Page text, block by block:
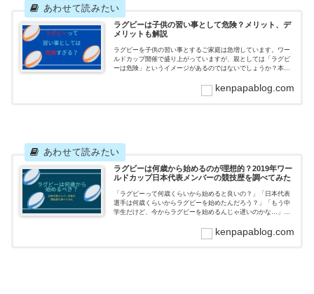
ラグビーは子供の習い事として危険？メリット、デ
メリットも解説
ラグビーを子供の習い事とするご家庭は急増しています。ワー
ルドカップ開催で盛り上がっていますが、親としては「ラグビ
ーは危険」というイメージがあるのではないでしょうか？本記
トやデメリットも含めて解説しています。ラグビーを始めるか
検討中ならチェックしましょう。
kenpapablog.com
ラグビーは何歳から始めるのが理想的？2019年ワー
ルドカップ日本代表メンバーの競技歴を調べてみた
「ラグビーって何歳くらいから始めると良いの？」「日本代表
選手は何歳くらいからラグビーを始めたんだろう？」「もう中
学生だけど、今からラグビーを始めるんじゃ遅いのかな…」こ
kenpapablog.com